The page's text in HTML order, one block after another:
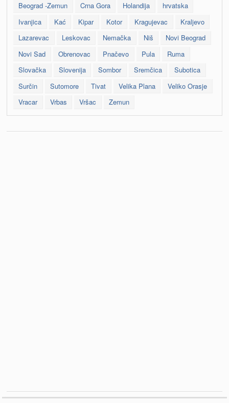
Beograd -Zemun
Crna Gora Holandija
hrvatska
Ivanjica
Kać Kipar Kotor Kragujevac
Kraljevo
Lazarevac
Leskovac Nemačka Niš
Novi Beograd
Novi Sad
Obrenovac Pnačevo Pula
Ruma
Slovačka
Slovenija Sombor Sremčica
Subotica
Surčin
Sutomore Tivat Velika Plana
Veliko Orasje
Vracar
Vrbas Vršac Zemun